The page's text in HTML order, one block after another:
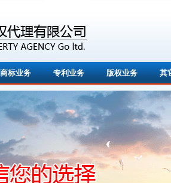
商标业务 专利业务 版权业务 其